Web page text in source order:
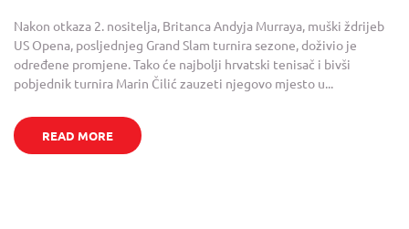
Nakon otkaza 2. nositelja, Britanca Andyja Murraya, muški ždrijeb
US Opena, posljednjeg Grand Slam turnira sezone, doživio je
određene promjene. Tako će najbolji hrvatski tenisač i bivši
pobjednik turnira Marin Čilić zauzeti njegovo mjesto u...
READ MORE